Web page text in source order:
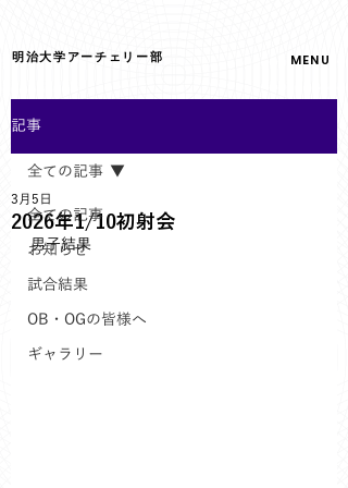
明治大学アーチェリー部 MENU
記事
全ての記事
お知らせ
試合結果
OB・OGの皆様へ
ギャラリー
全ての記事
2026年1/10初射会
3月5日
男子結果